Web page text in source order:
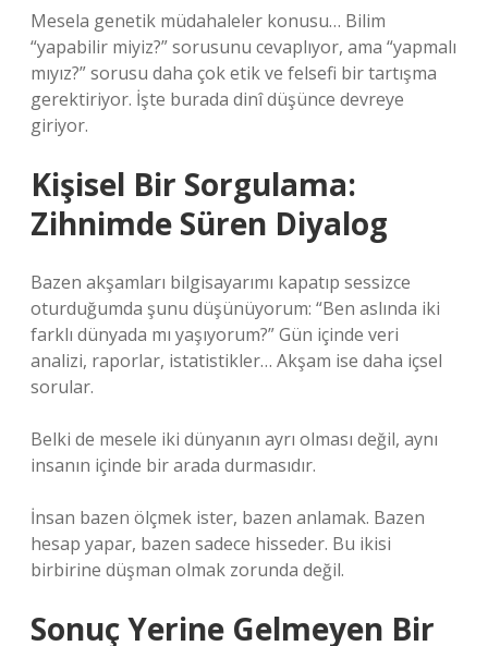
Mesela genetik müdahaleler konusu… Bilim
“yapabilir miyiz?” sorusunu cevaplıyor, ama “yapmalı
mıyız?” sorusu daha çok etik ve felsefi bir tartışma
gerektiriyor. İşte burada dinî düşünce devreye
giriyor.
Kişisel Bir Sorgulama:
Zihnimde Süren Diyalog
Bazen akşamları bilgisayarımı kapatıp sessizce
oturduğumda şunu düşünüyorum: “Ben aslında iki
farklı dünyada mı yaşıyorum?” Gün içinde veri
analizi, raporlar, istatistikler… Akşam ise daha içsel
sorular.
Belki de mesele iki dünyanın ayrı olması değil, aynı
insanın içinde bir arada durmasıdır.
İnsan bazen ölçmek ister, bazen anlamak. Bazen
hesap yapar, bazen sadece hisseder. Bu ikisi
birbirine düşman olmak zorunda değil.
Sonuç Yerine Gelmeyen Bir